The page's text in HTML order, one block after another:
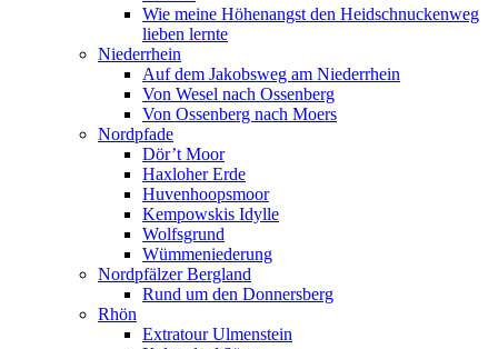
Wie meine Höhenangst den Heidschnuckenweg
lieben lernte
Niederrhein
Auf dem Jakobsweg am Niederrhein
Von Wesel nach Ossenberg
Von Ossenberg nach Moers
Nordpfade
Dör’t Moor
Haxloher Erde
Huvenhoopsmoor
Kempowskis Idylle
Wolfsgrund
Wümmeniederung
Nordpfälzer Bergland
Rund um den Donnersberg
Rhön
Extratour Ulmenstein